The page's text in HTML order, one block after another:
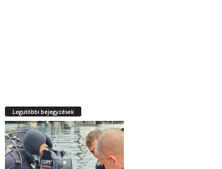
Legutóbbi bejegyzések